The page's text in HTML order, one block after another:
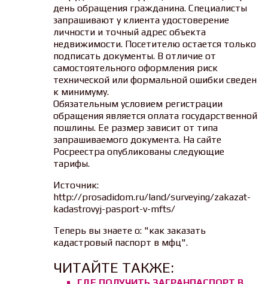
день обращения гражданина. Специалисты
запрашивают у клиента удостоверение
личности и точный адрес объекта
недвижимости. Посетителю остается только
подписать документы. В отличие от
самостоятельного оформления риск
технической или формальной ошибки сведен
к минимуму.
Обязательным условием регистрации
обращения является оплата государственной
пошлины. Ее размер зависит от типа
запрашиваемого документа. На сайте
Росреестра опубликованы следующие
тарифы.
Источник:
http://prosadidom.ru/land/surveying/zakazat-
kadastrovyj-pasport-v-mfts/
Теперь вы знаете о: "как заказать
кадастровый паспорт в мфц".
ЧИТАЙТЕ ТАКЖЕ: